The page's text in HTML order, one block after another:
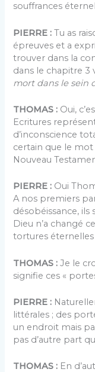
souffrances
PIERRE :Tu as
épreuves et a
trouver dans la
dans le chapitre 3
mort dans le sein
THOMAS : Oui,
Ecritures
d’inconscience
certain que le mot
Nouveau
PIERRE : Oui
A nos premiers
désobéissance,
Dieu n’a changé
tortures éternelles
THOMAS :Je le
signifie ces «
PIERRE :
littérales ; des
un endroit mais
pas d’autre part
THOMAS : En